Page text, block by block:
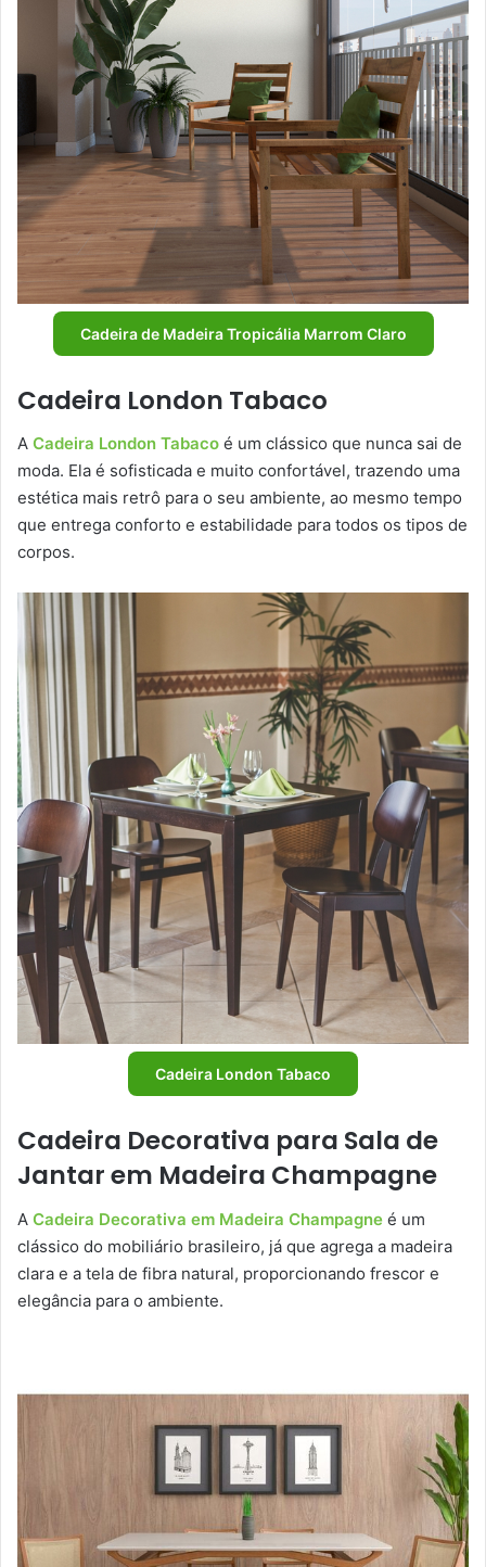
Cadeira de Madeira Tropicália Marrom Claro
Cadeira London Tabaco
A Cadeira London Tabaco é um clássico que nunca sai de
moda. Ela é sofisticada e muito confortável, trazendo uma
estética mais retrô para o seu ambiente, ao mesmo tempo
que entrega conforto e estabilidade para todos os tipos de
corpos.
Cadeira London Tabaco
Cadeira Decorativa para Sala de
Jantar em Madeira Champagne
A Cadeira Decorativa em Madeira Champagne é um
clássico do mobiliário brasileiro, já que agrega a madeira
clara e a tela de fibra natural, proporcionando frescor e
elegância para o ambiente.